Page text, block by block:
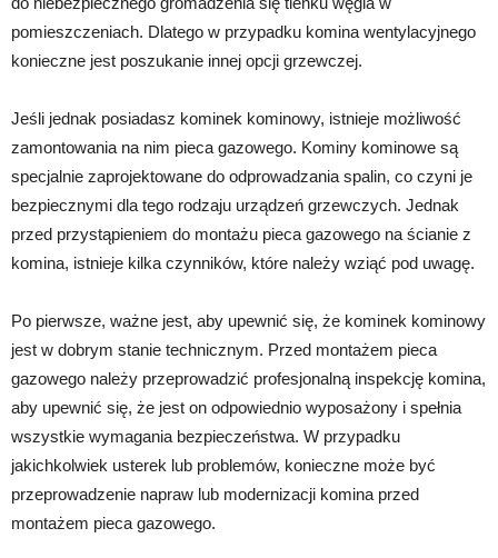
pomieszczeniach. Dlatego w przypadku komina wentylacyjnego
konieczne jest poszukanie innej opcji grzewczej.
Jeśli jednak posiadasz kominek kominowy, istnieje możliwość
zamontowania na nim pieca gazowego. Kominy kominowe są
specjalnie zaprojektowane do odprowadzania spalin, co czyni je
bezpiecznymi dla tego rodzaju urządzeń grzewczych. Jednak
przed przystąpieniem do montażu pieca gazowego na ścianie z
komina, istnieje kilka czynników, które należy wziąć pod uwagę.
Po pierwsze, ważne jest, aby upewnić się, że kominek kominowy
jest w dobrym stanie technicznym. Przed montażem pieca
gazowego należy przeprowadzić profesjonalną inspekcję komina,
aby upewnić się, że jest on odpowiednio wyposażony i spełnia
wszystkie wymagania bezpieczeństwa. W przypadku
jakichkolwiek usterek lub problemów, konieczne może być
przeprowadzenie napraw lub modernizacji komina przed
montażem pieca gazowego.